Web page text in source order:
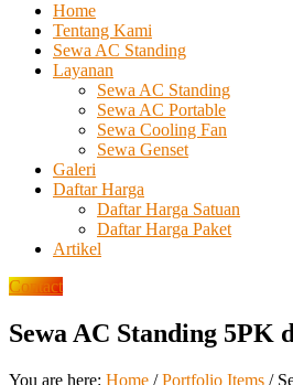
Home
Tentang Kami
Sewa AC Standing
Layanan
Sewa AC Standing
Sewa AC Portable
Sewa Cooling Fan
Sewa Genset
Galeri
Daftar Harga
Daftar Harga Satuan
Daftar Harga Paket
Artikel
Contact
Sewa AC Standing
You are here: Home / Portfolio Items /